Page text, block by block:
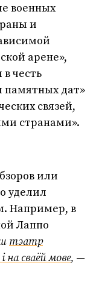
военных
и
арене»,
честь
памятных дат»
связей,
странами».
или
уделил
Например, в
Лаппо
тэатр
на сваёй мове, —